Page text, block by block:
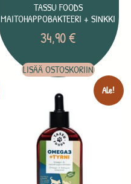
TASSU FOODS
MAITOHAPPOBAKTEERI + SINKKI
34,90€
LISÄÄ OSTOSKORIIN
Ale!